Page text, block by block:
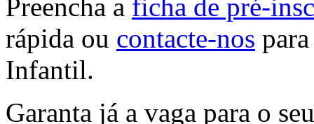
Preencha a ficha de pré-
rápida ou contacte-nos
Infantil.
Garanta já a vaga para o